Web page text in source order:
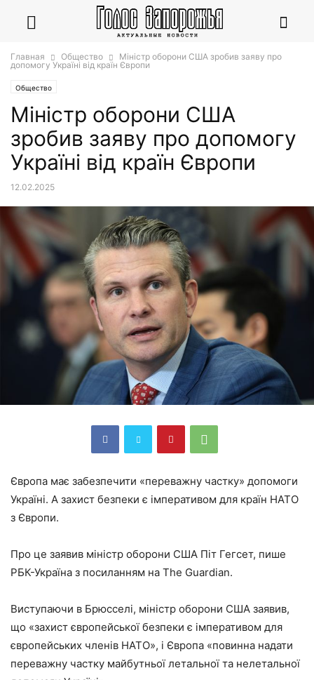
Главная Общество
Міністр оборони США зробив заяву про
допомогу Україні від країн Європи
Общество
Міністр оборони США
зробив заяву про допомогу
Україні від країн Європи
12.02.2025
Європа має забезпечити «переважну частку» допомоги
Україні. А захист безпеки є імперативом для країн НАТО
з Європи.
Про це заявив міністр оборони США Піт Гегсет, пише
РБК-Україна з посиланням на The Guardian.
Виступаючи в Брюсселі, міністр оборони США заявив,
що «захист європейської безпеки є імперативом для
європейських членів НАТО», і Європа «повинна надати
переважну частку майбутньої летальної та нелетальної